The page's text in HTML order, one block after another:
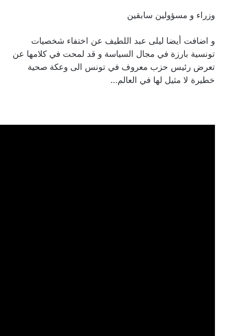
وزراء و مسؤولين سابقين
و اضافت أيضا ليلى عبد اللطيف عن اختفاء شخصيات
تونسية بارزة في مجال السياسة و قد لمحت في كلامها عن
تعرض رئيس حزب معروف في تونس الى وعكة صحية
خطيرة لا مثيل لها في العالم…